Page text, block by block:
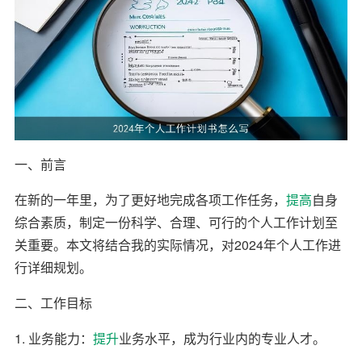
一、前言
在新的一年里，为了更好地完成各项工作任务， 提高自身
综合素质，制定一份科学、合理、可行的个人工作计划至
关重要。本文将结合我的实际情况，对2024年个人工作进
行详细规划。
二、工作目标
1. 业务能力： 提升业务水平，成为行业内的专业人才。